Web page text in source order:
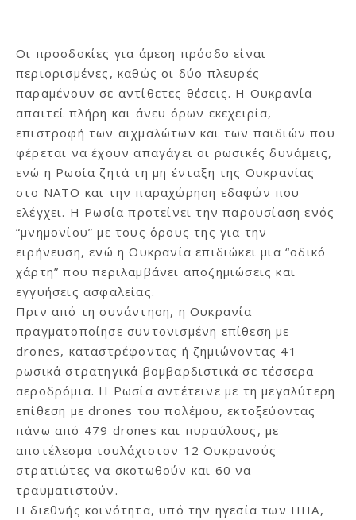
Οι προσδοκίες για άμεση πρόοδο είναι
περιορισμένες, καθώς οι δύο πλευρές
παραμένουν σε αντίθετες θέσεις. Η Ουκρανία
απαιτεί πλήρη και άνευ όρων εκεχειρία,
επιστροφή των αιχμαλώτων και των παιδιών που
φέρεται να έχουν απαγάγει οι ρωσικές δυνάμεις,
ενώ η Ρωσία ζητά τη μη ένταξη της Ουκρανίας
στο ΝΑΤΟ και την παραχώρηση εδαφών που
ελέγχει. Η Ρωσία προτείνει την παρουσίαση ενός
“μνημονίου” με τους όρους της για την
ειρήνευση, ενώ η Ουκρανία επιδιώκει μια “οδικό
χάρτη” που περιλαμβάνει αποζημιώσεις και
εγγυήσεις ασφαλείας.
Πριν από τη συνάντηση, η Ουκρανία
πραγματοποίησε συντονισμένη επίθεση με
drones, καταστρέφοντας ή ζημιώνοντας 41
ρωσικά στρατηγικά βομβαρδιστικά σε τέσσερα
αεροδρόμια. Η Ρωσία αντέτεινε με τη μεγαλύτερη
επίθεση με drones του πολέμου, εκτοξεύοντας
πάνω από 479 drones και πυραύλους, με
αποτέλεσμα τουλάχιστον 12 Ουκρανούς
στρατιώτες να σκοτωθούν και 60 να
τραυματιστούν.
Η διεθνής κοινότητα, υπό την ηγεσία των ΗΠΑ,